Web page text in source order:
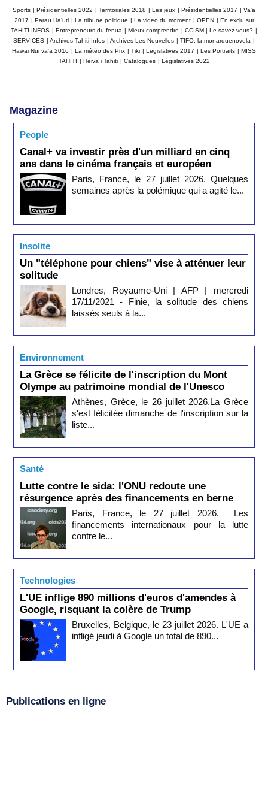
Sports | Présidentielles 2022 | Territoriales 2018 | Les jeux | Présidentielles 2017 | Va'a
2017 | Parau Ha'uti | La tribune politique | La video du moment | OPEN | En exclu sur
TAHITI INFOS | Entrepreneurs du fenua | Mieux comprendre | CCISM | Le savez-vous? |
SERVICES | Archives Tahiti Infos | Archives Les Nouvelles | TIFO, la monarquenovela |
Hawai Nui va'a 2016 | La météo des Prix | Tiki | Legislatives 2017 | Les Portraits | MISS
TAHITI | Heiva i Tahiti | Catalogues | Législatives 2022
Magazine
People
Canal+ va investir près d'un milliard en cinq
ans dans le cinéma français et européen
Paris, France, le 27 juillet 2026. Quelques
semaines après la polémique qui a agité le...
Insolite
Un "téléphone pour chiens" vise à atténuer leur
solitude
Londres, Royaume-Uni | AFP | mercredi
17/11/2021 - Finie, la solitude des chiens
laissés seuls à la...
Environnement
La Grèce se félicite de l'inscription du Mont
Olympe au patrimoine mondial de l'Unesco
Athènes, Grèce, le 26 juillet 2026.La Grèce
s'est félicitée dimanche de l'inscription sur la
liste...
Santé
Lutte contre le sida: l'ONU redoute une
résurgence après des financements en berne
Paris, France, le 27 juillet 2026. Les
financements internationaux pour la lutte
contre le...
Technologies
L'UE inflige 890 millions d'euros d'amendes à
Google, risquant la colère de Trump
Bruxelles, Belgique, le 23 juillet 2026. L'UE a
infligé jeudi à Google un total de 890...
Publications en ligne